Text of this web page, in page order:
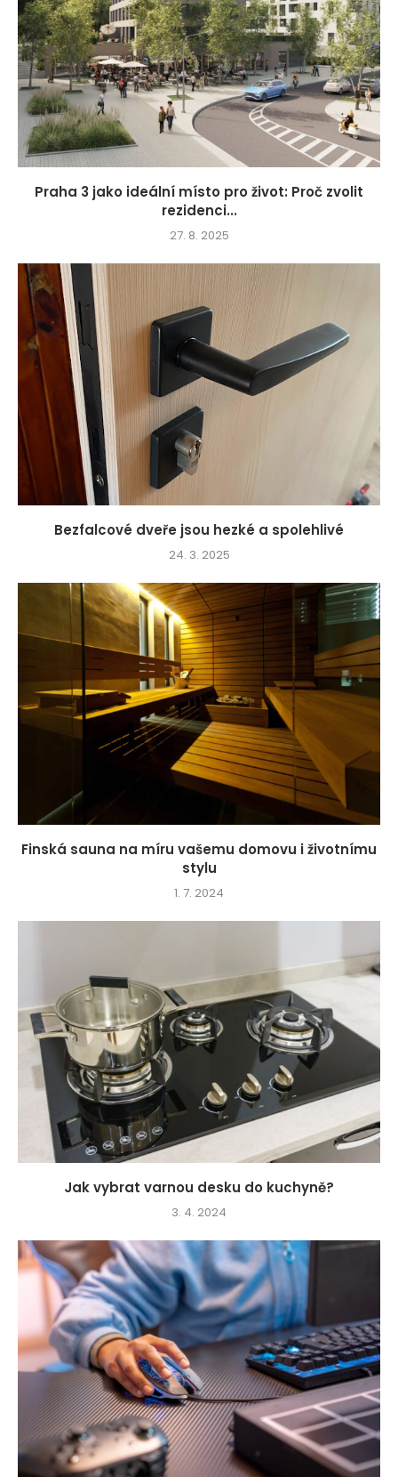
Praha 3 jako ideální místo pro život: Proč zvolit
rezidenci...
27. 8. 2025
Bezfalcové dveře jsou hezké a spolehlivé
24. 3. 2025
Finská sauna na míru vašemu domovu i životnímu
stylu
1. 7. 2024
Jak vybrat varnou desku do kuchyně?
3. 4. 2024